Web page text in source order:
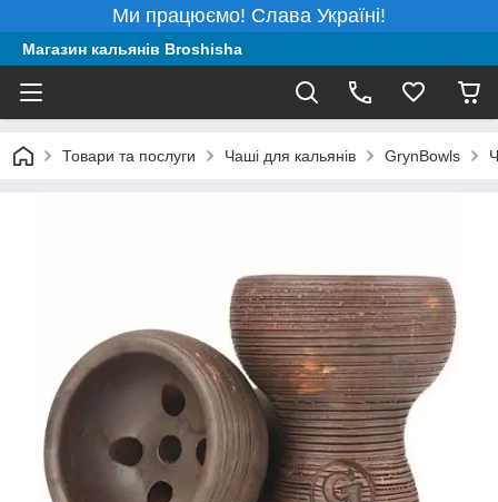
Ми працюємо! Слава Україні!
Магазин кальянів Broshisha
Товари та послуги Чаші для кальянів GrynBowls